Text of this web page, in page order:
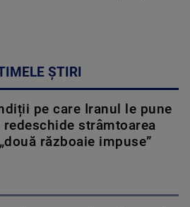
ȘTIRI
pe care Iranul le pune
redeschide strâmtoarea
războaie impuse”